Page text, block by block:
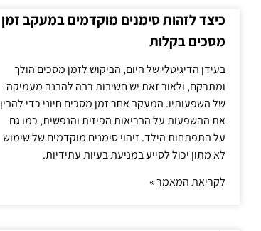
כיצד לזהות סימנים מוקדמים במעקב זמן
מסכים בקלות
בעידן הדיגיטלי של היום, הביקוש לזמן מסכים הולך
ומתרקם, ולאור זאת יש חשיבות רבה להבנה מעמיקה
של השפעותיו. המעקב אחר זמן מסכים חיוני כדי להבין
את ההשפעות על הבריאות הפיזית והנפשית, כמו גם
על התפתחות הילד. זיהוי סימנים מוקדמים של שימוש
לא מתון יכול לסייע במניעת בעיות עתידיות.
לקריאת המאמר »